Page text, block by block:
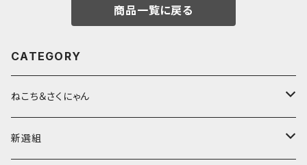
商品一覧に戻る
CATEGORY
ねこち＆さくにゃん
缶バッジ
新選組